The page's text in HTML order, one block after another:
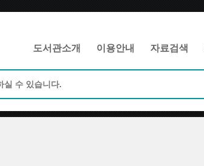
도서관소개 이용안내 자료검색